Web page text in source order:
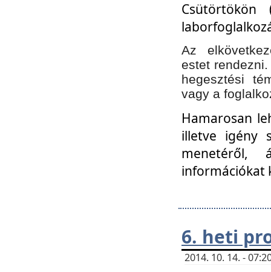
Az
estet
hegesztési
vagy a
Hamarosan
illetve igény
menetéről,
információkat
6. heti
2014. 10. 14. -